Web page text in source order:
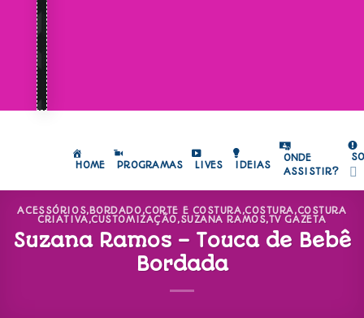
HOME PROGRAMAS LIVES IDEIAS
ONDE
ASSISTIR?
ACESSÓRIOS, BORDADO,CORTE E COSTURA,COSTURA,COSTURA
CRIATIVA,CUSTOMIZAÇÃO,SUZANA RAMOS,TV GAZETA
Suzana Ramos – Touca de Bebê
Bordada